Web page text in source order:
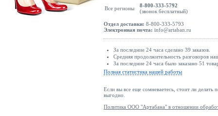
Все регионы
8-800-333-5792
(звонок бесплатный)
Отдел доставки: 8-800-333-5793
Электронная почта: info@artaban.ru
За последние 24 часа сделано 39 заказов.
Средняя продолжительность разговоров
За последние 24 часа было заказано 51
Полная статистика нашей работы
Если вы все еще сомневаетесь, стоит ли делать
выгодно.
Политика ООО "Артабана" в отношении